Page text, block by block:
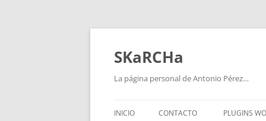
Saltar
SKaRCHa
La página personal de Antonio Pérez…
INICIO CONTACTO PLUGINS